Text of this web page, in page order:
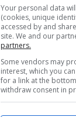
Your personal data
(cookies, unique
accessed by and
site. We and our
partners.
Some vendors may
interest, which you
for a link at the
withdraw consent in